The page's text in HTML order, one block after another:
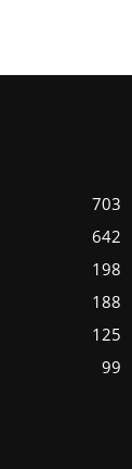
703
642
198
188
125
99